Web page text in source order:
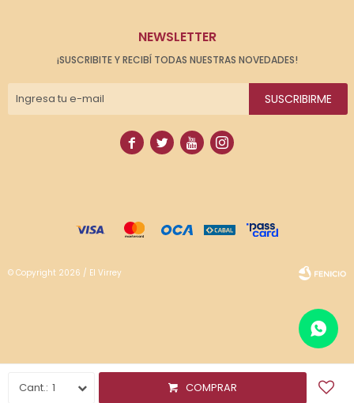
1 COMPRAR
NEWSLETTER
¡SUSCRIBITE Y RECIBÍ TODAS NUESTRAS NOVEDADES!
SUSCRIBIRME
   
© Copyright 2026 / El Virrey
Fenicio